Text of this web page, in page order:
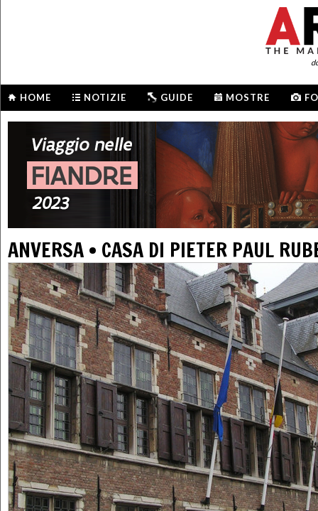
HOME NOTIZIE GUIDE MOSTRE
ANVERSA • CASA DI PIETER PAUL